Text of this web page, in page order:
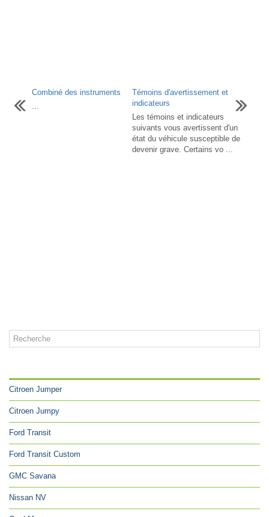
Combiné des instruments
Témoins d'avertissement et
indicateurs
Les témoins et indicateurs
suivants vous avertissent d'un
état du véhicule susceptible de
devenir grave. Certains vo ...
Citroen Jumper
Citroen Jumpy
Ford Transit
Ford Transit Custom
GMC Savana
Nissan NV